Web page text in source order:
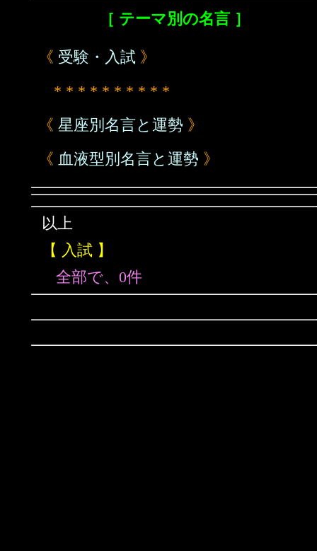
［ テーマ別の名言 ］
《 受験・入試 》
* * * * * * * * * *
《 星座別名言と運勢 》
《 血液型別名言と運勢 》
以上
【 入試 】
全部で、0件